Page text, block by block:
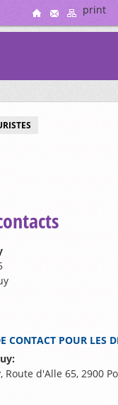
print
CONTACT POUR LES
Route d'Alle 65, 2900